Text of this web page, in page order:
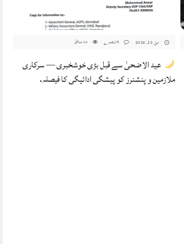
مئ 12, 2026 65 مناظر
عید الاضحیٰ سے قبل بڑی خوشخبری — سرکاری
ملازمین و پنشنرز کو پیشگی ادائیگی کا فیصلہ.